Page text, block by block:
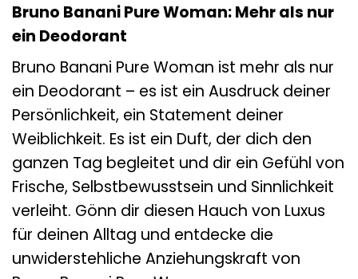
Bruno Banani Pure Woman: Mehr als nur
ein Deodorant
Bruno Banani Pure Woman ist mehr als nur
ein Deodorant – es ist ein Ausdruck deiner
Persönlichkeit, ein Statement deiner
Weiblichkeit. Es ist ein Duft, der dich den
ganzen Tag begleitet und dir ein Gefühl von
Frische, Selbstbewusstsein und Sinnlichkeit
verleiht. Gönn dir diesen Hauch von Luxus
für deinen Alltag und entdecke die
unwiderstehliche Anziehungskraft von